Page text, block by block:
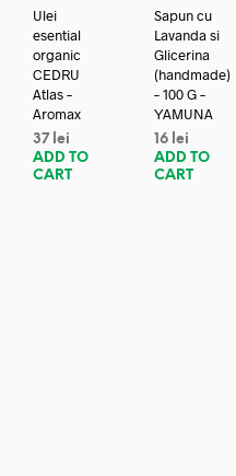
Ulei
esential
organic
CEDRU
Atlas –
Aromax
37 lei
ADD TO
CART
Sapun cu
Lavanda si
Glicerina
(handmade)
– 100 G –
YAMUNA
16 lei
ADD TO
CART